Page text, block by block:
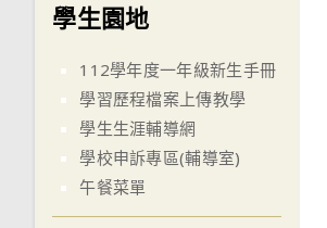
學生園地
112學年度一年級新生手冊
學習歷程檔案上傳教學
學生生涯輔導網
學校申訴專區(輔導室)
午餐菜單